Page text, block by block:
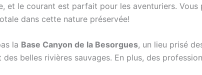
et le courant est parfait pour les aventuriers.
dans cette nature préservée!
la Base Canyon de la Besorgues, un lieu prisé
belles rivières sauvages. En plus, des